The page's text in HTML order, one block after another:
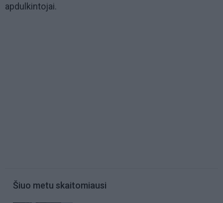
apdulkintojai.
Šiuo metu skaitomiausi